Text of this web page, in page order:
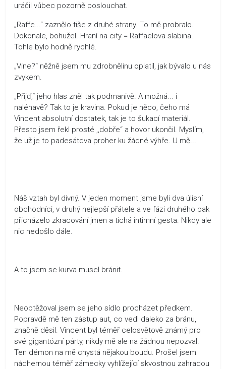
uráčil vůbec pozorně poslouchat.
„Raffe...“ zaznělo tiše z druhé strany. To mě probralo.
Dokonale, bohužel. Hraní na city = Raffaelova slabina.
Tohle bylo hodně rychlé.
„Vine?“ něžně jsem mu zdrobnělinu oplatil, jak bývalo u nás
zvykem.
„Přijď,“ jeho hlas zněl tak podmanivě. A možná... i
naléhavě? Tak to je kravina. Pokud je něco, čeho má
Vincent absolutní dostatek, tak je to šukací materiál.
Přesto jsem řekl prosté ,,dobře“ a hovor ukončil. Myslím,
že už je to padesátdva proher ku žádné výhře. U mě...
Náš vztah byl divný. V jeden moment jsme byli dva úlisní
obchodníci, v druhý nejlepší přátele a ve fázi druhého pak
přicházelo zkracování jmen a tichá intimní gesta. Nikdy ale
nic nedošlo dále.
A to jsem se kurva musel bránit.
Neobtěžoval jsem se jeho sídlo procházet předkem.
Popravdě mě ten zástup aut, co vedl daleko za bránu,
značně děsil. Vincent byl téměř celosvětově známý pro
své gigantózní párty, nikdy mě ale na žádnou nepozval.
Ten démon na mě chystá nějakou boudu. Prošel jsem
nádhernou téměř zámecky vyhlížející skvostnou zahradou